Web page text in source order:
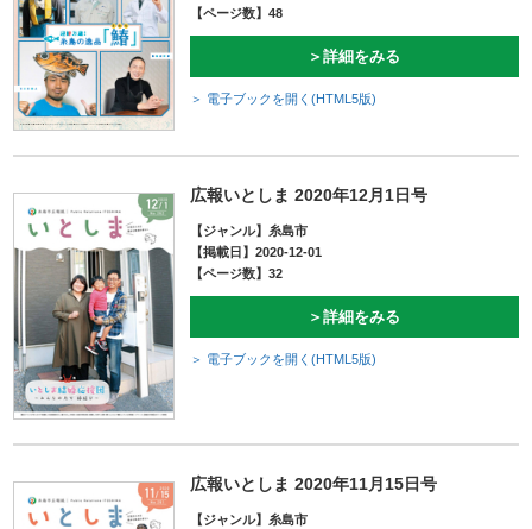
【ページ数】48
＞詳細をみる
＞ 電子ブックを開く(HTML5版)
広報いとしま 2020年12月1日号
【ジャンル】糸島市
【掲載日】2020-12-01
【ページ数】32
＞詳細をみる
＞ 電子ブックを開く(HTML5版)
広報いとしま 2020年11月15日号
【ジャンル】糸島市